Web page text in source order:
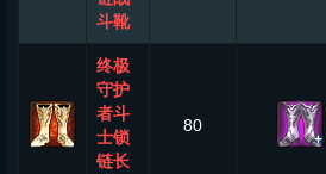
斗靴
终极
守护
者斗
士锁
链长
80
+